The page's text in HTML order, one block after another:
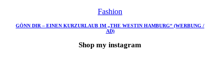
Fashion
GÖNN DIR – EINEN KURZURLAUB IM „THE WESTIN HAMBURG“ (WERBUNG /
AD)
Shop my instagram